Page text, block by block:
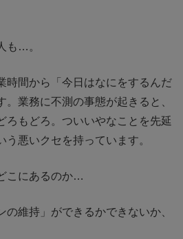
も…。
時間から「今日はなにをするんだ
。業務に不測の事態が起きると、
ろもどろ。ついいやなことを先延
悪いクセを持っています。
こにあるのか…
の維持」ができるかできないか、